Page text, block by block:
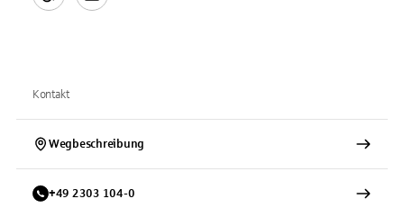
Kontakt
Wegbeschreibung
+49 2303 104-0